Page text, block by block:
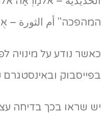
أم الثورة –
נודע על מינויה
ובאינסטגרם
שראו בכך בדיחה